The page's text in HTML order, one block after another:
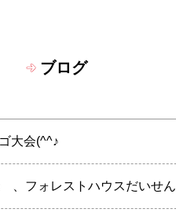
ブログ
大会(^^♪
、フォレストハウスだいせん